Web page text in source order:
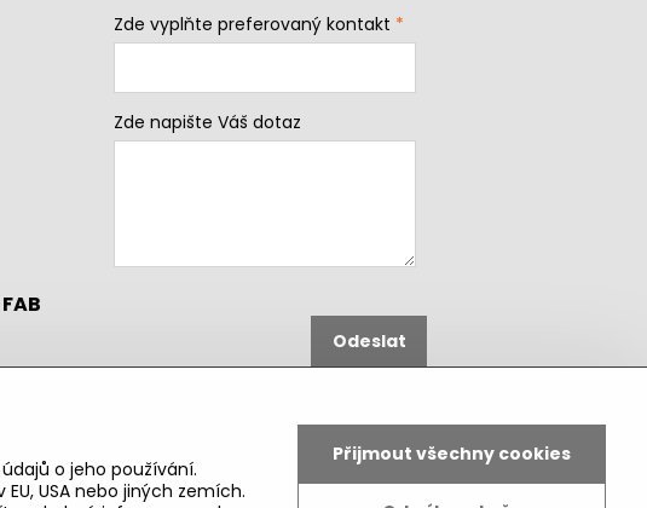
Zde vyplňte preferovaný kontakt *
Zde napište Váš dotaz
Odeslat
o jeho používání.
USA nebo jiných zemích.
Přijmout všechny cookies